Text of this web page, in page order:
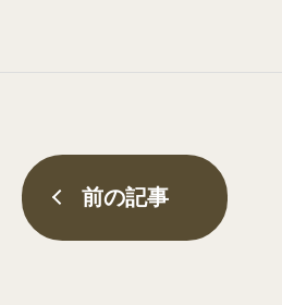
前の記事